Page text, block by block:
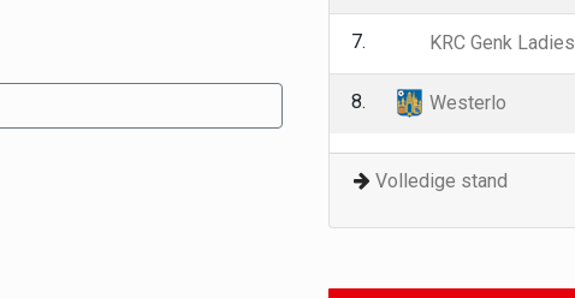
7. KRC Genk Ladies
8. Westerlo
Volledige stand